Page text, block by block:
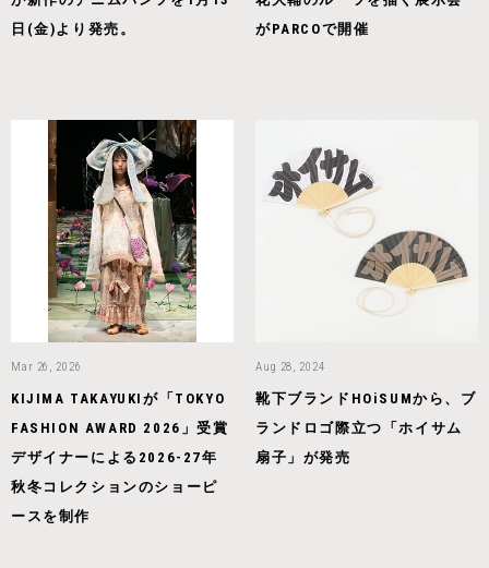
日(金)より発売。
がPARCOで開催
Mar 26, 2026
KIJIMA TAKAYUKIが「TOKYO
FASHION AWARD 2026」受賞
デザイナーによる2026-27年
秋冬コレクションのショーピ
ースを制作
Aug 28, 2024
靴下ブランドHOiSUMから、ブ
ランドロゴ際立つ「ホイサム
扇子」が発売